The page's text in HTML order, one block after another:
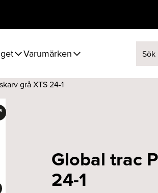
Varumärken Sök
grå XTS 24-1
Global trac
24-1